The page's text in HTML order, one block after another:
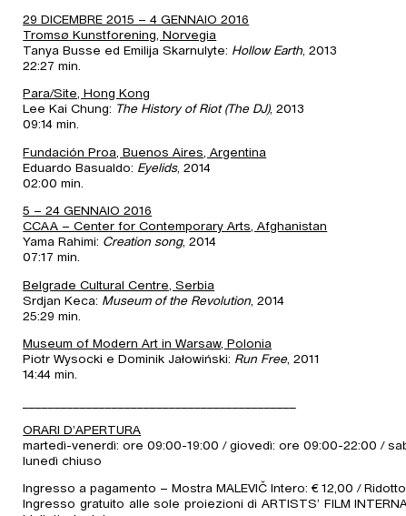
29 DICEMBRE 2015 – 4 GENNAIO 2016
Tromsø Kunstforening, Norvegia
Tanya Busse ed Emilija Skarnulyte: Hollow Earth, 2013
22:27 min.
Para/Site, Hong Kong
Lee Kai Chung: The History of Riot (The DJ), 2013
09:14 min.
Fundación Proa, Buenos Aires, Argentina
Eduardo Basualdo: Eyelids, 2014
02:00 min.
5 – 24 GENNAIO 2016
CCAA – Center for Contemporary Arts, Afghanistan
Yama Rahimi: Creation song, 2014
07:17 min.
Belgrade Cultural Centre, Serbia
Srdjan Keca: Museum of the Revolution , 2014
25:29 min.
Museum of Modern Art in Warsaw, Polonia
Piotr Wysocki e Dominik Jałowiński: Run Free, 2011
14:44 min.
ORARI D’APERTURA
martedì-venerdì: ore 09:00-19:00 / giovedì: ore 09:00-22:00 /
lunedì chiuso
Ingresso a pagamento – Mostra MALEVIČ Intero: € 12,00 /
Ingresso gratuito alle sole proiezioni di ARTISTS’ FILM